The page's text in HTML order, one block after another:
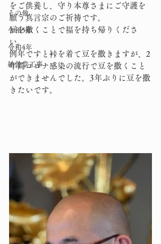
その他
令和5年
令和4年
納骨堂工事
をご供養し、守り本尊さまにご守護を
願う真言宗のご祈祷です。
豆を撒くことで福を持ち帰りくださ
い。
例年ですと裃を着て豆を撒きますが、2
年間コロナ感染の流行で豆を撒くこと
ができませんでした。3年ぶりに豆を撒
きたいです。